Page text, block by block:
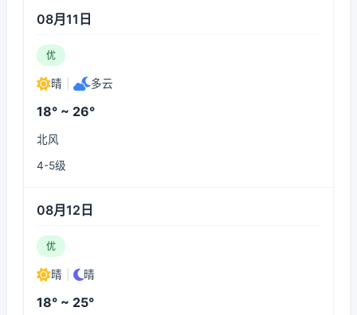
08月11日
优
晴 多云
18° ~ 26°
北风
4-5级
08月12日
优
晴 晴
18° ~ 25°